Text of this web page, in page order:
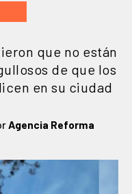
que no están
de que los
en su ciudad
Agencia Reforma